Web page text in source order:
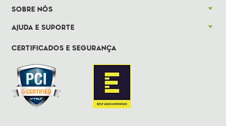
SOBRE NÓS
AJUDA E SUPORTE
CERTIFICADOS E SEGURANÇA